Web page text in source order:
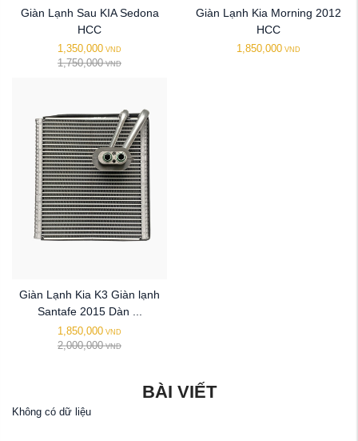
Giàn Lạnh Sau KIA Sedona
HCC
1,350,000 VND
1,750,000 VND
Giàn Lạnh Kia Morning 2012
HCC
1,850,000 VND
Giàn Lạnh Kia K3 Giàn lạnh
Santafe 2015 Dàn ...
1,850,000 VND
2,000,000 VND
BÀI VIẾT
Không có dữ liệu